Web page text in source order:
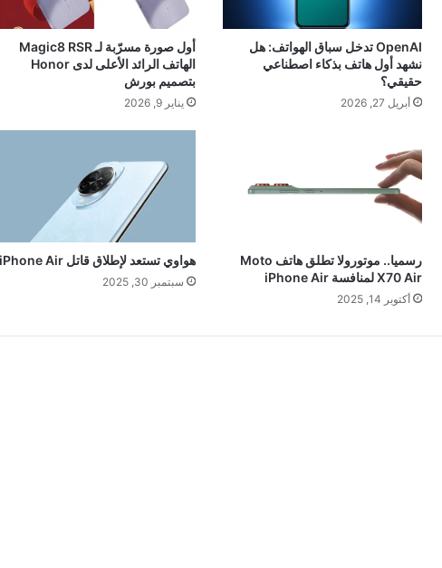
OpenAI تدخل سباق الهواتف: هل
نشهد أول هاتف بذكاء اصطناعي
حقيقي؟
أبريل 27, 2026
أول صورة مسرّبة لـ Magic8 RSR
الهاتف الرائد الأعلى لدى Honor
بتصميم بورش
يناير 9, 2026
رسميا.. موتورولا تطلق هاتف Moto
X70 Air لمنافسة iPhone Air
أكتوبر 14, 2025
هواوي تستعد لإطلاق قاتل iPhone Air
سبتمبر 30, 2025